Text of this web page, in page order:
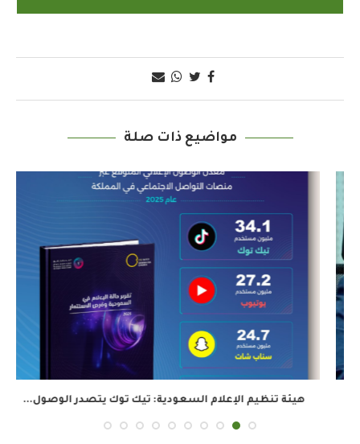
مواضيع ذات صلة
هيئة تنظيم الإعلام السعودية: تيك توك يتصدر الوصول...